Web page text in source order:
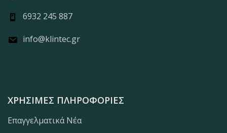
6932 245 887
info@klintec.gr
ΧΡΉΣΙΜΕΣ ΠΛΗΡΟΦΟΡΊΕΣ
Επαγγελματικά Νέα